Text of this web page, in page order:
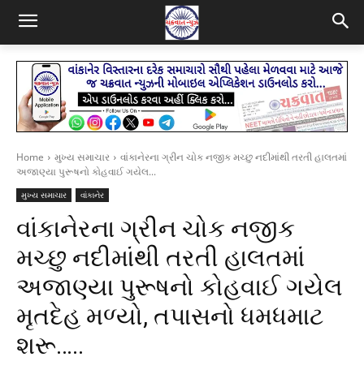
Home મુખ્ય સમાચાર
વાંકાનેરના ગ્રીન ચોક નજીક મચ્છુ નદીમાંથી તરતી હાલતમાં
અજાણ્યા પુરૂષનો કોહવાઈ ગયેલ...
મુખ્ય સમાચાર વાંકાનેર
વાંકાનેરના ગ્રીન ચોક નજીક
મચ્છુ નદીમાંથી તરતી હાલતમાં
અજાણ્યા પુરૂષનો કોહવાઈ ગયેલ
મૃતદેહ મળ્યો, તપાસનો ધમધમાટ
શરૂ…..